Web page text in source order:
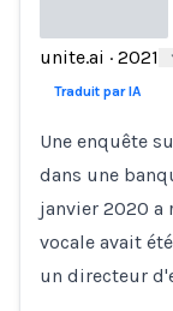
Loading...
unite.ai · 2021
Traduit par IA
Une enquête
dans une
janvier 2020 a
vocale avait
un directeur